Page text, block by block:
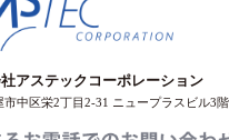
アステックコーポレーション
市中区栄2丁目2-31 ニュープラスビル3階